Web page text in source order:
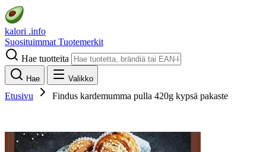
kalori .info
Suosituimmat Tuotemerkit
Hae tuotteita
Hae Valikko
Etusivu Findus kardemumma pulla 420g kypsä pakaste